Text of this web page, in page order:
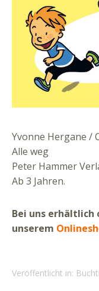
Yvonne Hergane /
Alle weg
Peter Hammer
Ab 3 Jahren.
Bei uns erhältlich
unserem
Veröffentlicht in: